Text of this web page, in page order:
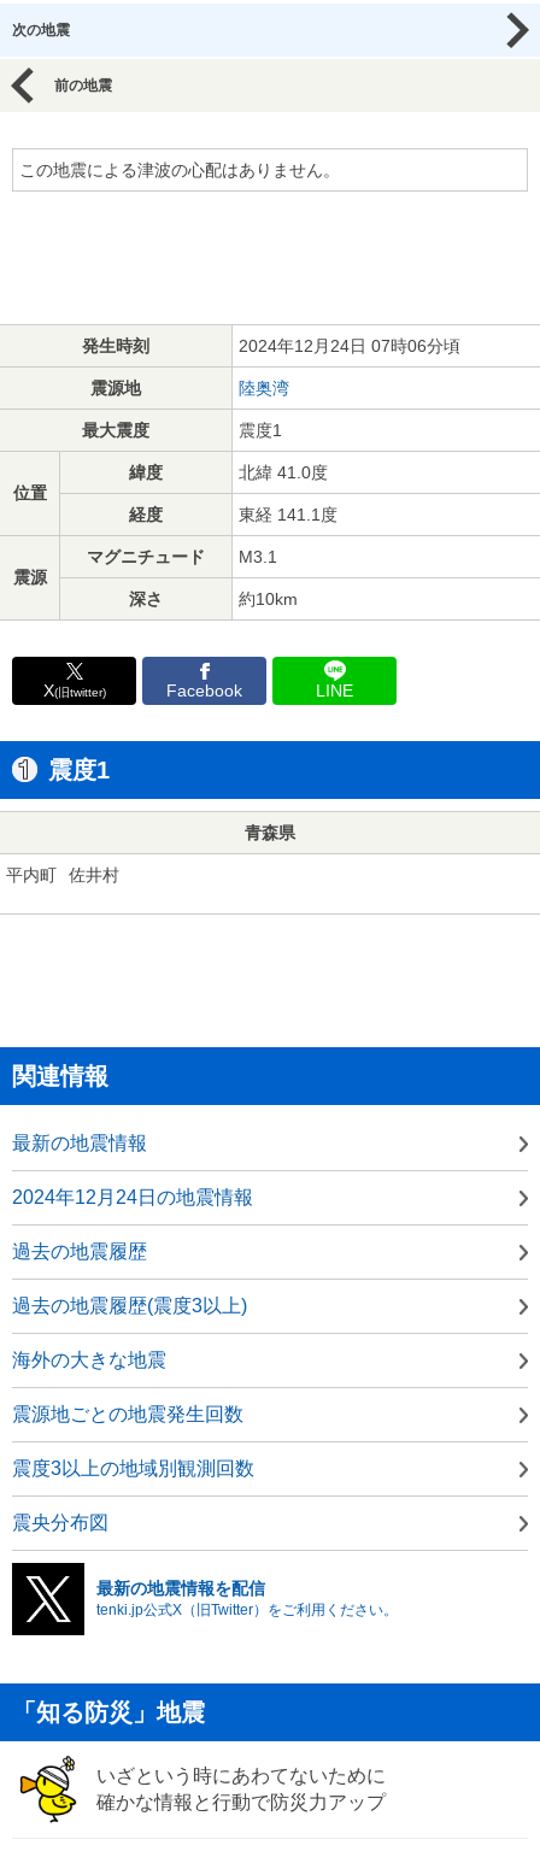
次の地震
前の地震
この地震による津波の心配はありません。
発生時刻 2024年12月24日 07時06分頃
震源地 陸奥湾
最大震度 震度1
位置
緯度 北緯 41.0度
経度 東経 141.1度
震源
マグニチュード M3.1
深さ 約10km
X(旧twitter) Facebook LINE
震度1
青森県
平内町 佐井村
関連情報
最新の地震情報
2024年12月24日の地震情報
過去の地震履歴
過去の地震履歴(震度3以上)
海外の大きな地震
震源地ごとの地震発生回数
震度3以上の地域別観測回数
震央分布図
最新の地震情報を配信
tenki.jp公式X（旧Twitter）をご利用ください。
「知る防災」地震
いざという時にあわてないために
確かな情報と行動で防災力アップ